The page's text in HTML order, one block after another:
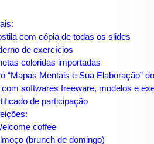
com cópia de todas os slides
de exercícios
coloridas importadas
“Mapas Mentais e Sua Elaboração”
softwares freeware, modelos e
de participação
coffee
(brunch de domingo)